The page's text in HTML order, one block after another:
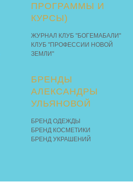
ПРОГРАММЫ И
КУРСЫ)
ЖУРНАЛ КЛУБ "БОГЕМАБАЛИ"
КЛУБ "ПРОФЕССИИ НОВОЙ
ЗЕМЛИ"
БРЕНДЫ
АЛЕКСАНДРЫ
УЛЬЯНОВОЙ
БРЕНД ОДЕЖДЫ
БРЕНД КОСМЕТИКИ
БРЕНД УКРАШЕНИЙ